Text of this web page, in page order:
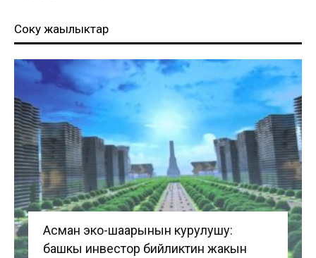
Соңку жаңылыктар
Асман эко-шаарынын курулушу:
башкы инвестор бийликтин жакын